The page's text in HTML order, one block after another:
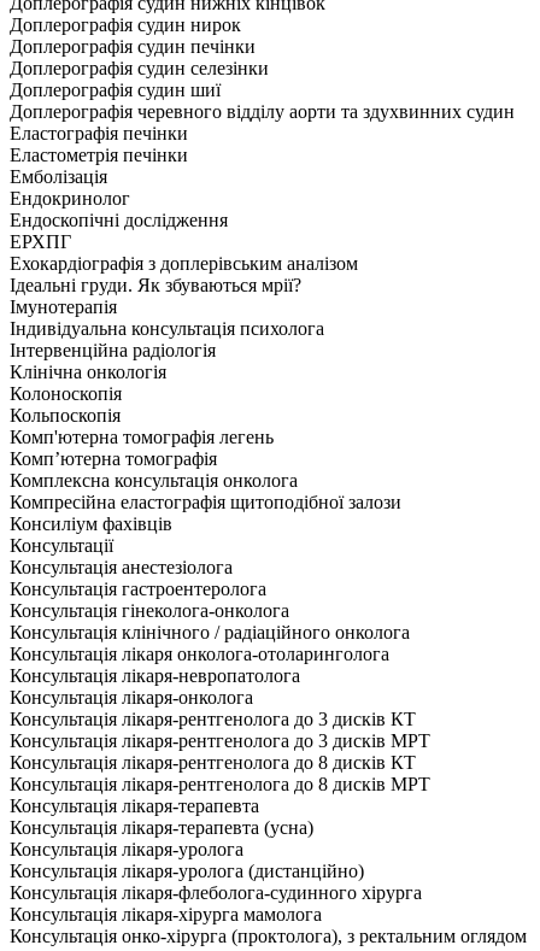
Доплерографія судин нирок
Доплерографія судин печінки
Доплерографія судин селезінки
Доплерографія судин шиї
Доплерографія черевного відділу аорти та здухвинних судин
Еластографія печінки
Еластометрія печінки
Емболізація
Ендокринолог
Ендоскопічні дослідження
ЕРХПГ
Ехокардіографія з доплерівським аналізом
Ідеальні груди. Як збуваються мрії?
Імунотерапія
Індивідуальна консультація психолога
Інтервенційна радіологія
Клінічна онкологія
Колоноскопія
Кольпоскопія
Комп'ютерна томографія легень
Комп’ютерна томографія
Комплексна консультація онколога
Компресійна еластографія щитоподібної залози
Консиліум фахівців
Консультації
Консультація анестезіолога
Консультація гастроентеролога
Консультація гінеколога-онколога
Консультація клінічного / радіаційного онколога
Консультація лікаря онколога-отоларинголога
Консультація лікаря-невропатолога
Консультація лікаря-онколога
Консультація лікаря-рентгенолога до 3 дисків КТ
Консультація лікаря-рентгенолога до 3 дисків МРТ
Консультація лікаря-рентгенолога до 8 дисків КТ
Консультація лікаря-рентгенолога до 8 дисків МРТ
Консультація лікаря-терапевта
Консультація лікаря-терапевта (усна)
Консультація лікаря-уролога
Консультація лікаря-уролога (дистанційно)
Консультація лікаря-флеболога-судинного хірурга
Консультація лікаря-хірурга мамолога
Консультація онко-хірурга (проктолога), з ректальним оглядом